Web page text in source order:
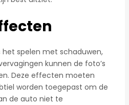
spelen met schaduwen,
kunnen de foto’s
Deze effecten moeten
worden toegepast om de
de auto niet te